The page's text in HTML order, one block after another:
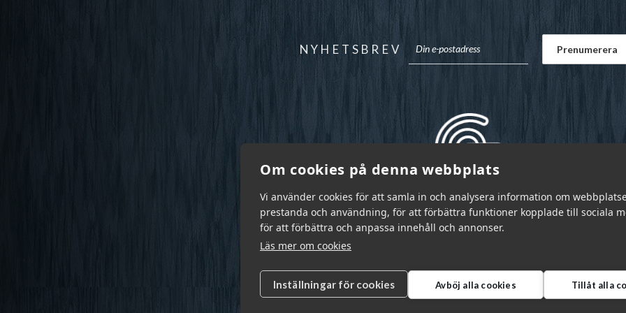
Om cookies på denna webbplats
Vi använder cookies för att samla in och analysera information om
prestanda och användning, för att förbättra funktioner kopplade till sociala
för att förbättra och anpassa innehåll och annonser.
Läs mer om cookies
Inställningar för cookies Avböj alla cookies Tillåt alla
NYHETSBREV
Garnr Sverige AB © 2026 | info@garnr.se 031 - 92